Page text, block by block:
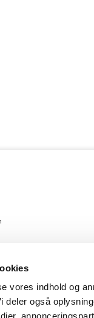
vores indhold og
deler også